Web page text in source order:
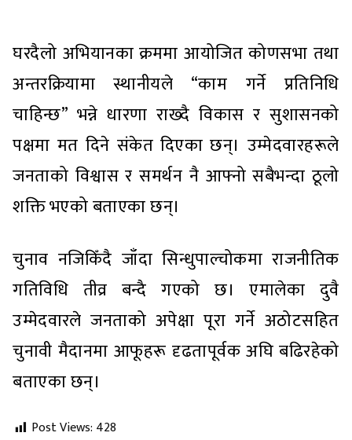
घरदैलो अभियानका क्रममा आयोजित कोणसभा तथा
अन्तरक्रियामा स्थानीयले “काम गर्ने प्रतिनिधि
चाहिन्छ” भन्ने धारणा राख्दै विकास र सुशासनको
पक्षमा मत दिने संकेत दिएका छन्। उम्मेदवारहरूले
जनताको विश्वास र समर्थन नै आफ्नो सबैभन्दा ठूलो
शक्ति भएको बताएका छन्।
चुनाव नजिकिँदै जाँदा सिन्धुपाल्चोकमा राजनीतिक
गतिविधि तीव्र बन्दै गएको छ। एमालेका दुवै
उम्मेदवारले जनताको अपेक्षा पूरा गर्ने अठोटसहित
चुनावी मैदानमा आफूहरू दृढतापूर्वक अघि बढिरहेको
बताएका छन्।
Post Views: 428